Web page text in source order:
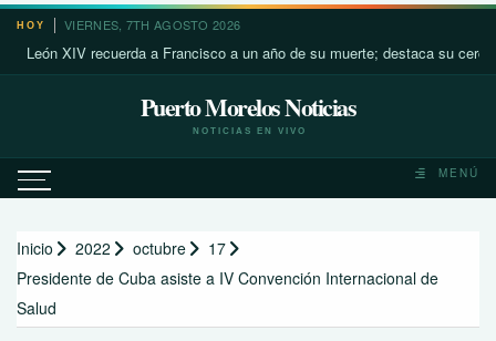
Saltar
contenido
HOY VIERNES, 7TH AGOSTO 2026
XIV recuerda a Francisco a un año de su muerte; destaca su cercanía
Puerto Morelos Noticias
NOTICIAS EN VIVO
MENÚ
Inicio 2022 octubre
17
Presidente de Cuba asiste a IV Convención Internacional de
Salud